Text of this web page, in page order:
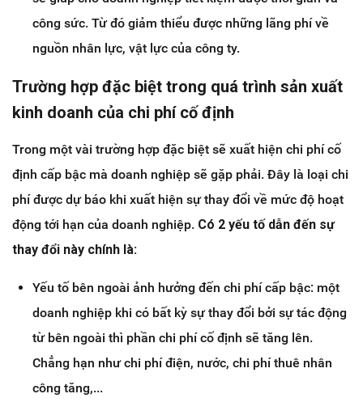
công sức. Từ đó giảm thiểu được những lãng phí về
nguồn nhân lực, vật lực của công ty.
Trường hợp đặc biệt trong quá trình sản xuất
kinh doanh của chi phí cố định
Trong một vài trường hợp đặc biệt sẽ xuất hiện chi phí cố
định cấp bậc mà doanh nghiệp sẽ gặp phải. Đây là loại chi
phí được dự báo khi xuất hiện sự thay đổi về mức độ hoạt
động tới hạn của doanh nghiệp. Có 2 yếu tố dẫn đến sự
thay đổi này chính là:
Yếu tố bên ngoài ảnh hưởng đến chi phí cấp bậc: một
doanh nghiệp khi có bất kỳ sự thay đổi bởi sự tác động
từ bên ngoài thì phần chi phí cố định sẽ tăng lên.
Chẳng hạn như chi phí điện, nước, chi phí thuê nhân
công tăng,...